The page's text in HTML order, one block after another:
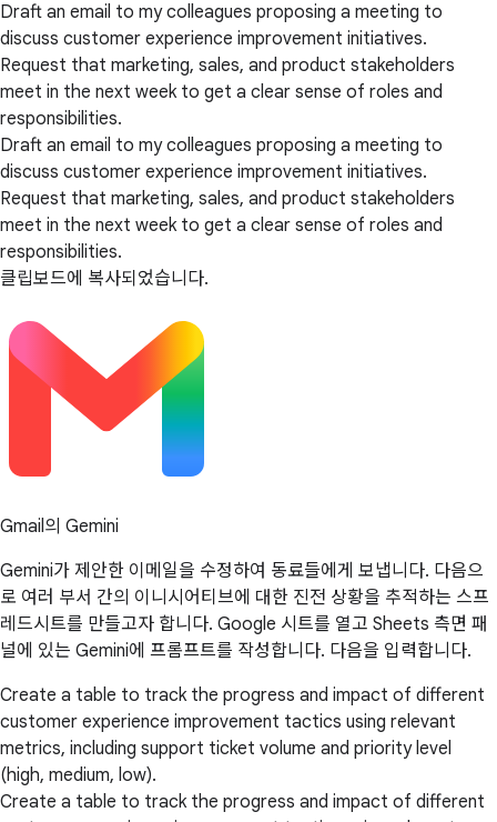
Draft an email to my colleagues proposing a meeting to
discuss customer experience improvement initiatives.
Request that marketing, sales, and product stakeholders
meet in the next week to get a clear sense of roles and
responsibilities.
Draft an email to my colleagues proposing a meeting to
discuss customer experience improvement initiatives.
Request that marketing, sales, and product stakeholders
meet in the next week to get a clear sense of roles and
responsibilities.
클립보드에 복사되었습니다.
Gmail의 Gemini
Gemini가 제안한 이메일을 수정하여 동료들에게 보냅니다. 다음으
로 여러 부서 간의 이니시어티브에 대한 진전 상황을 추적하는 스프
레드시트를 만들고자 합니다. Google 시트를 열고 Sheets 측면 패
널에 있는 Gemini에 프롬프트를 작성합니다. 다음을 입력합니다.
Create a table to track the progress and impact of different
customer experience improvement tactics using relevant
metrics, including support ticket volume and priority level
(high, medium, low).
Create a table to track the progress and impact of different